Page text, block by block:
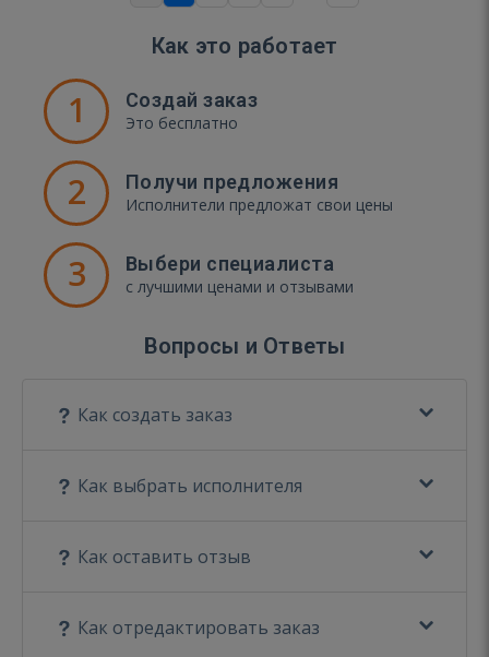
Как это работает
1 Создай заказ
Это бесплатно
2 Получи предложения
Исполнители предложат свои цены
3 Выбери специалиста
с лучшими ценами и отзывами
Вопросы и Ответы
Как создать заказ
Как выбрать исполнителя
Как оставить отзыв
Как отредактировать заказ